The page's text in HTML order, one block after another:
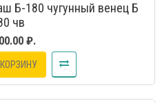
Б-180 чугунный венец Б
чв
₽.